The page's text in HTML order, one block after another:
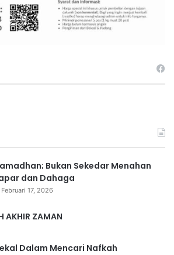
Bukan Sekedar Menahan
dan Dahaga
Februari 17, 2026
AKHIR ZAMAN
Dalam Mencari Nafkah